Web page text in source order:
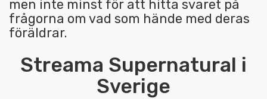
men inte minst för att hitta svaret på
frågorna om vad som hände med deras
föräldrar.
Streama Supernatural i
Sverige